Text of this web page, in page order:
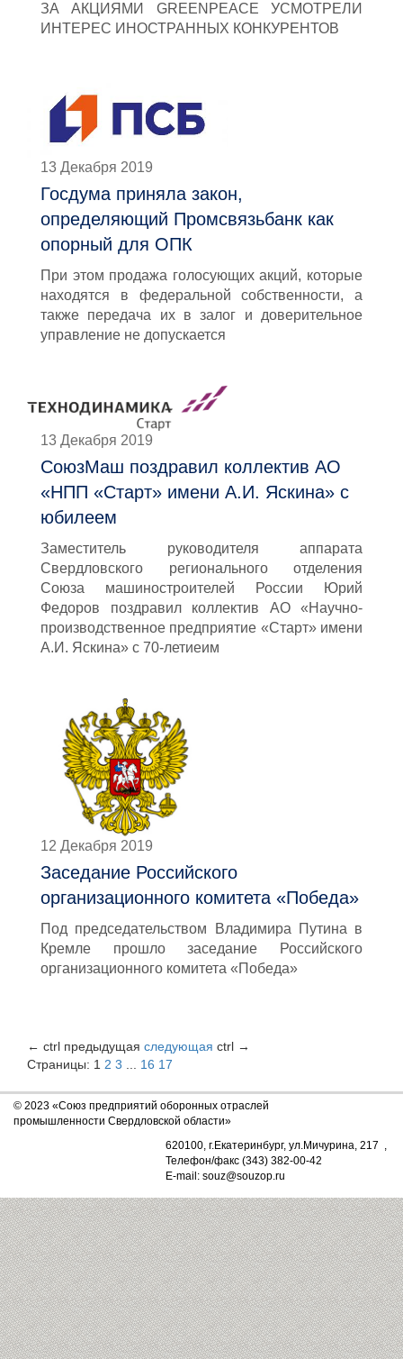
ЗА АКЦИЯМИ GREENPEACE УСМОТРЕЛИ
ИНТЕРЕС ИНОСТРАННЫХ КОНКУРЕНТОВ
13 Декабря 2019
Госдума приняла закон,
определяющий Промсвязьбанк как
опорный для ОПК
При этом продажа голосующих акций, которые
находятся в федеральной собственности, а
также передача их в залог и доверительное
управление не допускается
13 Декабря 2019
СоюзМаш поздравил коллектив АО
«НПП «Старт» имени А.И. Яскина» с
юбилеем
Заместитель руководителя аппарата
Свердловского регионального отделения
Союза машиностроителей России Юрий
Федоров поздравил коллектив АО «Научно-
производственное предприятие «Старт» имени
А.И. Яскина» с 70-летиеим
12 Декабря 2019
Заседание Российского
организационного комитета «Победа»
Под председательством Владимира Путина в
Кремле прошло заседание Российского
организационного комитета «Победа»
← ctrl предыдущая следующая ctrl →
Страницы: 1 2 3 ... 16 17
© 2023 «Союз предприятий оборонных отраслей
промышленности Свердловской области»
620100, г.Екатеринбург, ул.Мичурина, 217 ,
Телефон/факс (343) 382-00-42
E-mail: souz@souzop.ru